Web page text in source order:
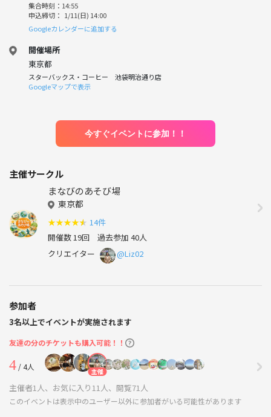
集合時刻：14:55
申込締切： 1/11(日) 14:00
Googleカレンダーに追加する
開催場所
東京都
スターバックス・コーヒー 池袋明治通り店
Googleマップで表示
今すぐイベントに参加！！
主催サークル
まなびのあそび場
東京都
★★★★★ 14件
開催数 19回 過去参加 40人
クリエイター
@Liz02
参加者
3名以上でイベントが実施されます
友達の分のチケットも購入可能！！
4/ 4人 主催
主催者1人、お気に入り11人、閲覧71人
このイベントは表示中のユーザー以外に参加者がいる可能性があります